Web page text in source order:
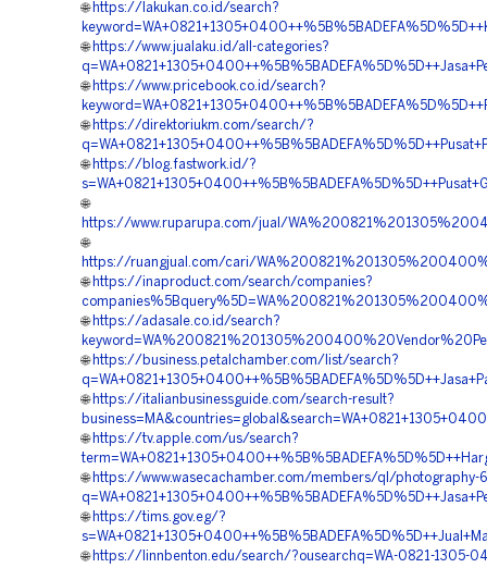
🌐 https://lakukan.co.id/search?
🌐 https://www.jualaku.id/all-categories?
🌐 https://www.pricebook.co.id/search?
🌐 https://direktoriukm.com/search/?
🌐 https://blog.fastwork.id/?
🌐
https://www.ruparupa.com/jual/
🌐
https://ruangjual.com/cari/
🌐 https://inaproduct.com/search/companies?
🌐 https://adasale.co.id/search?
🌐 https://business.petalchamber.com/list/search?
🌐 https://italianbusinessguide.com/search-result?
🌐 https://tv.apple.com/us/search?
🌐 https://www.wasecachamber.com/members/ql/photography-
🌐 https://tims.gov.eg/?
🌐 https://linnbenton.edu/search/?ousearchq=WA-0821-1305-